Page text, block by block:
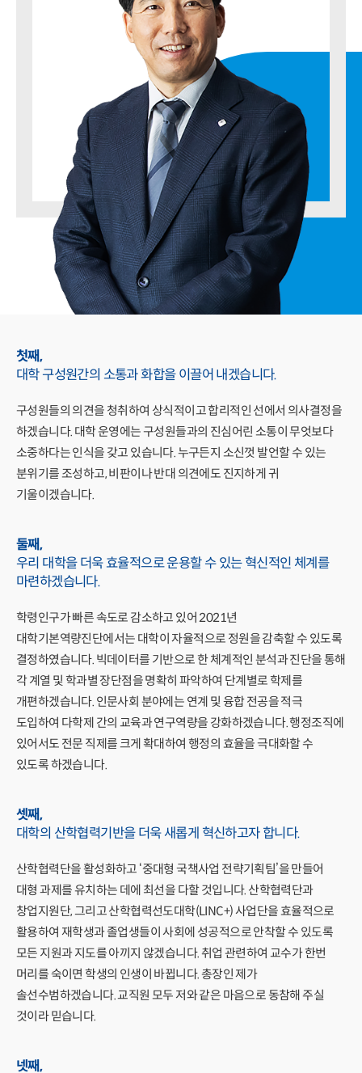
첫째,
대학 구성원간의 소통과 화합을이끌어 내겠습니다.
구성원들의 의견을 청취하여 상식적이고 합리적인 선에서 의사결정을
하겠습니다. 대학 운영에는 구성원들과의 진심어린 소통이 무엇보다
소중하다는 인식을 갖고 있습니다. 누구든지 소신껏 발언할 수 있는
분위기를 조성하고, 비판이나 반대 의견에도 진지하게 귀
기울이겠습니다.
둘째,
우리 대학을 더욱 효율적으로 운용할 수 있는혁신적인 체계를
마련하겠습니다.
학령인구가 빠른 속도로 감소하고 있어 2021년
대학기본역량진단에서는 대학이 자율적으로 정원을 감축할 수 있도록
결정하였습니다. 빅데이터를 기반으로 한 체계적인 분석과 진단을 통해
각 계열 및 학과별 장단점을 명확히 파악하여 단계별로 학제를
개편하겠습니다. 인문사회 분야에는 연계 및 융합 전공을 적극
도입하여 다학제 간의 교육과 연구역량을 강화하겠습니다. 행정조직에
있어서도 전문 직제를 크게 확대하여 행정의 효율을 극대화할 수
있도록 하겠습니다.
셋째,
대학의 산학협력기반을 더욱 새롭게 혁신하고자 합니다.
산학협력단을 활성화하고 ‘중대형 국책사업 전략기획팀’을 만들어
대형 과제를 유치하는 데에 최선을 다할 것입니다. 산학협력단과
창업지원단, 그리고 산학협력선도대학(LINC+) 사업단을 효율적으로
활용하여 재학생과 졸업생들이 사회에 성공적으로 안착할 수 있도록
모든 지원과 지도를 아끼지 않겠습니다. 취업 관련하여 교수가 한번
머리를 숙이면 학생의 인생이 바뀝니다. 총장인 제가
솔선수범하겠습니다. 교직원 모두 저와 같은 마음으로 동참해 주실
것이라 믿습니다.
넷째,